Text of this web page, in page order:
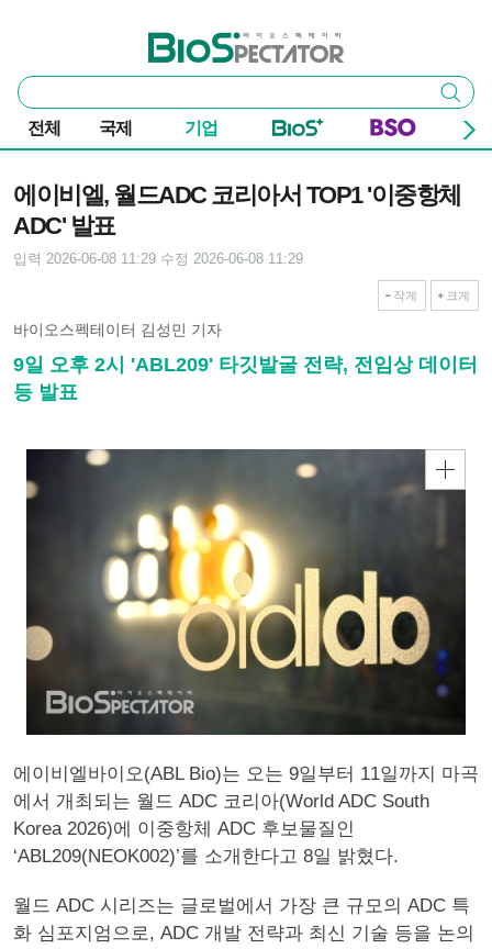
바이오스펙테이터
통
합
검
색
검색
전체 국제 기업
에이비엘, 월드ADC 코리아서 TOP1 '이중항체
ADC' 발표
입력 2026-06-08 11:29 수정 2026-06-08 11:29
작게 크게
바이오스펙테이터 김성민 기자
9일 오후 2시 'ABL209' 타깃발굴 전략, 전임상 데이터
등 발표
에이비엘바이오(ABL Bio)는 오는 9일부터 11일까지 마곡
에서 개최되는 월드 ADC 코리아(World ADC South
Korea 2026)에 이중항체 ADC 후보물질인
‘ABL209(NEOK002)’를 소개한다고 8일 밝혔다.
월드 ADC 시리즈는 글로벌에서 가장 큰 규모의 ADC 특
화 심포지엄으로, ADC 개발 전략과 최신 기술 등을 논의